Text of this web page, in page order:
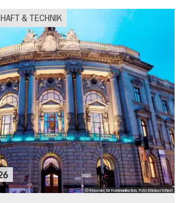
& TECHNIK
© Museum für Kommunikation, Foto Michael Erhart